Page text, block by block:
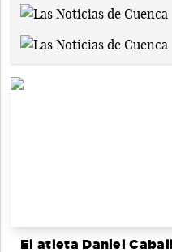
El atleta Daniel